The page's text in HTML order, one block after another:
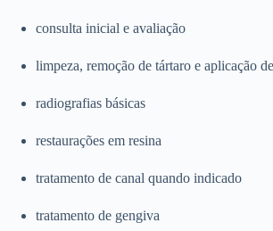
consulta inicial e avaliação
limpeza, remoção de tártaro e aplicação
radiografias básicas
restaurações em resina
tratamento de canal quando indicado
tratamento de gengiva